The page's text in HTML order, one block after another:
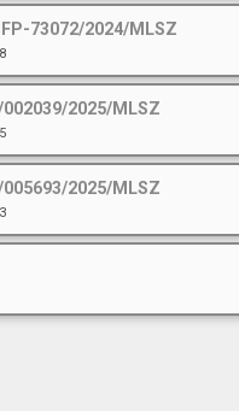
73072/2024/MLSZ
2025/MLSZ
2025/MLSZ